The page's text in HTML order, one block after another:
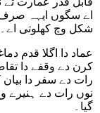
اے سگوں ایہہ
شکل وچ کھلوتی اے۔
عماد دا اگلا قدم
رات دے سفر دا بیان
نوں رات دے ہنیرے
گیا۔